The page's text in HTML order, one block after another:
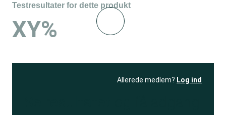
Testresultater for dette produkt
XY%
Allerede medlem? Log ind